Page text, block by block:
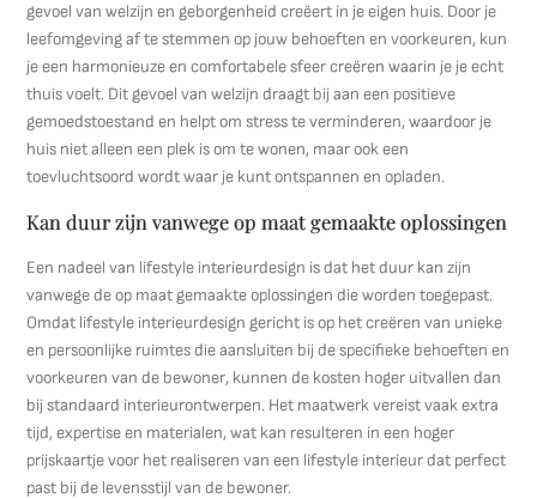
gevoel van welzijn en geborgenheid creëert in je eigen huis. Door je
leefomgeving af te stemmen op jouw behoeften en voorkeuren, kun
je een harmonieuze en comfortabele sfeer creëren waarin je je echt
thuis voelt. Dit gevoel van welzijn draagt bij aan een positieve
gemoedstoestand en helpt om stress te verminderen, waardoor je
huis niet alleen een plek is om te wonen, maar ook een
toevluchtsoord wordt waar je kunt ontspannen en opladen.
Kan duur zijn vanwege op maat gemaakte oplossingen
Een nadeel van lifestyle interieurdesign is dat het duur kan zijn
vanwege de op maat gemaakte oplossingen die worden toegepast.
Omdat lifestyle interieurdesign gericht is op het creëren van unieke
en persoonlijke ruimtes die aansluiten bij de specifieke behoeften en
voorkeuren van de bewoner, kunnen de kosten hoger uitvallen dan
bij standaard interieurontwerpen. Het maatwerk vereist vaak extra
tijd, expertise en materialen, wat kan resulteren in een hoger
prijskaartje voor het realiseren van een lifestyle interieur dat perfect
past bij de levensstijl van de bewoner.